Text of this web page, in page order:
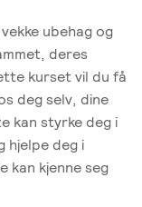
ubehag og
deres
kurset vil du få
deg selv, dine
kan styrke deg i
hjelpe deg i
kan kjenne seg